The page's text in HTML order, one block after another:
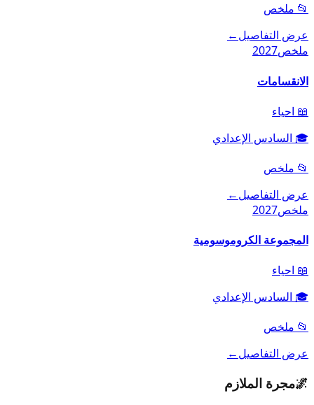
📂 ملخص
عرض التفاصيل←
ملخص2027
الانقسامات
📖 احياء
🎓 السادس الإعدادي
📂 ملخص
عرض التفاصيل←
ملخص2027
المجموعة الكروموسومية
📖 احياء
🎓 السادس الإعدادي
📂 ملخص
عرض التفاصيل←
🌌مجرة الملازم